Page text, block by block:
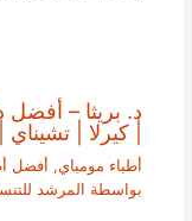
د. بريثا –
| كيرلا |
أطباء مومباي, أفضل
بواسطة المرشد